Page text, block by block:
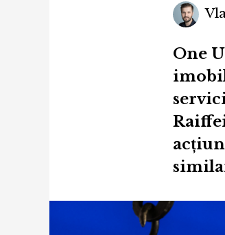
One